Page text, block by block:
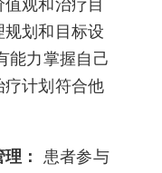
观和治疗目
划和目标设
能力掌握自己
计划符合他
： 患者参与